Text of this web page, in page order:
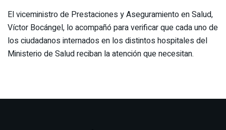
El viceministro de Prestaciones y Aseguramiento en Salud,
Víctor Bocángel, lo acompañó para verificar que cada uno de
los ciudadanos internados en los distintos hospitales del
Ministerio de Salud reciban la atención que necesitan.